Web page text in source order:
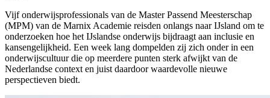
Vijf onderwijsprofessionals van de Master Passend Meesterschap
(MPM) van de Marnix Academie reisden onlangs naar IJsland om te
onderzoeken hoe het IJslandse onderwijs bijdraagt aan inclusie en
kansengelijkheid. Een week lang dompelden zij zich onder in een
onderwijscultuur die op meerdere punten sterk afwijkt van de
Nederlandse context en juist daardoor waardevolle nieuwe
perspectieven biedt.